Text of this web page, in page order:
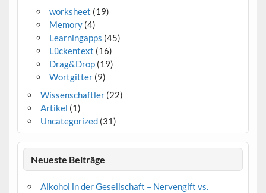
worksheet (19)
Memory(4)
Learningapps (45)
Lückentext (16)
Drag&Drop(19)
Wortgitter(9)
Wissenschaftler(22)
Artikel (1)
Uncategorized(31)
Neueste Beiträge
Alkohol in der Gesellschaft – Nervengift vs.